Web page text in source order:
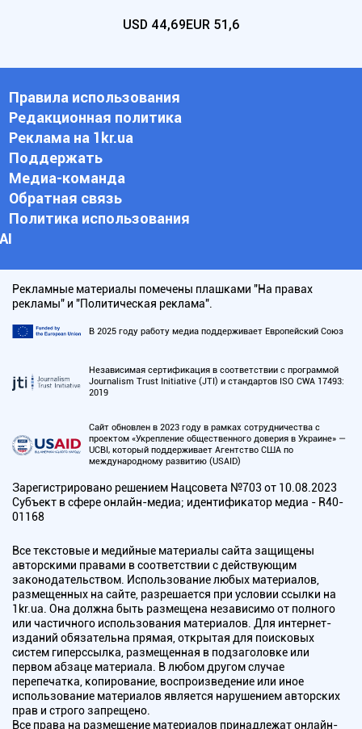
USD 44,69EUR 51,6
Правила использования
Редакционная политика
Реклама на 1kr.ua
Поддержать
Медиа-команда
Обратная связь
Политика использования
АI
Рекламные материалы помечены плашками "На правах
рекламы" и "Политическая реклама".
В 2025 году работу медиа поддерживает Европейский Союз
Независимая сертификация в соответствии с программой
Journalism Trust Initiative (JTI) и стандартов ISO CWA 17493:
2019
Сайт обновлен в 2023 году в рамках сотрудничества с
проектом «Укрепление общественного доверия в Украине» —
UCBI, который поддерживает Агентство США по
международному развитию (USAID)
Зарегистрировано решением Нацсовета №703 от 10.08.2023
Субъект в сфере онлайн-медиа; идентификатор медиа - R40-
01168
Все текстовые и медийные материалы сайта защищены
авторскими правами в соответствии с действующим
законодательством. Использование любых материалов,
размещенных на сайте, разрешается при условии ссылки на
1kr.ua. Она должна быть размещена независимо от полного
или частичного использования материалов. Для интернет-
изданий обязательна прямая, открытая для поисковых
систем гиперссылка, размещенная в подзаголовке или
первом абзаце материала. В любом другом случае
перепечатка, копирование, воспроизведение или иное
использование материалов является нарушением авторских
прав и строго запрещено.
Все права на размещение материалов принадлежат онлайн-